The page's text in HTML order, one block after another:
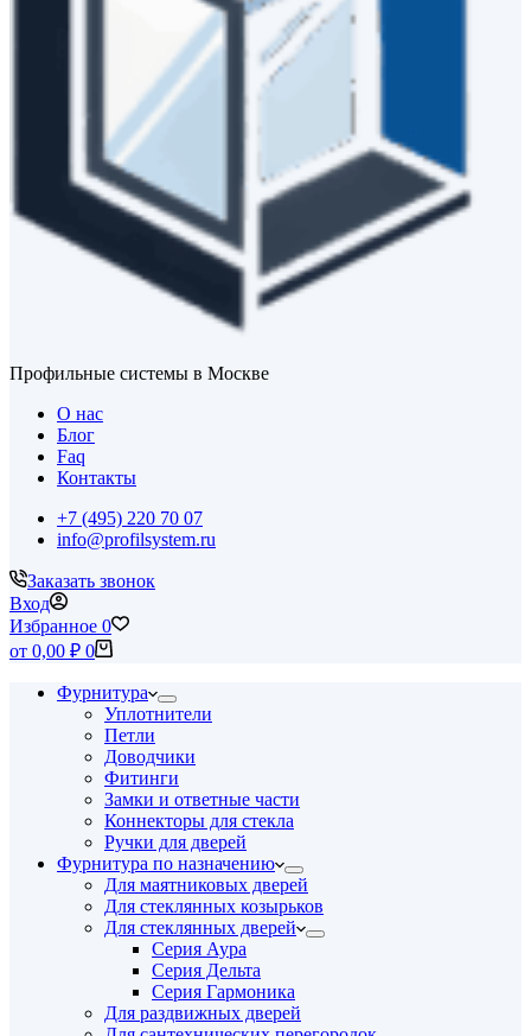
Профильные системы в Москве
О нас
Блог
Faq
Контакты
+7 (495) 220 70 07
info@profilsystem.ru
Заказать звонок
Вход
Избранное 0
Корзина
от 0,00 ₽ 0
Фурнитура
Уплотнители
Петли
Доводчики
Фитинги
Замки и ответные части
Коннекторы для стекла
Ручки для дверей
Фурнитура по назначению
Для маятниковых дверей
Для стеклянных козырьков
Для стеклянных дверей
Серия Аура
Серия Дельта
Серия Гармоника
Для раздвижных дверей